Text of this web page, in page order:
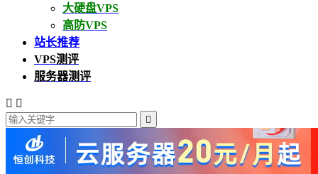
大硬盘VPS
高防VPS
站长推荐
VPS测评
服务器测评
 
